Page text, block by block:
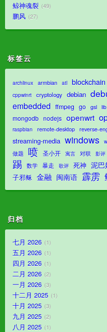
鲸神魂裂 49
鹏风 27
标签云
archlinux armbian atl blockchain
cppwinrt cryptology debian
embedded ffmpeg go gsl lib
mongodb nodejs openwrt
raspbian
remote-desktop reverse-
streaming-media windows
做题 喷 圣小开 寓言 对联 影评
踢
数学 暴走 歌评 死神 泥巴
子邪稣 金融 闽南语 霹雳
归档
七月 2026 1
五月 2026 1
四月 2026 1
二月 2026 2
一月 2026 3
十二月 2025 1
十月 2025 3
九月 2025 2
八月 2025 1